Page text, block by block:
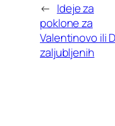
← Ideje za
poklone za
Valentinovo ili
zaljubljenih